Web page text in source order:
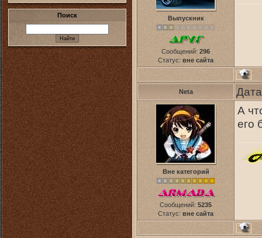
Поиск Выпускник
Сообщений: 296
Статус: вне сайта
Neta
Вне категорий
Сообщений: 5235
Статус: вне сайта
А
его